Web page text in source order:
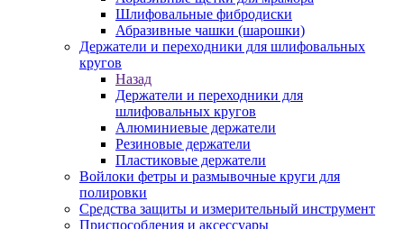
Шлифовальные фибродиски
Абразивные чашки (шарошки)
Держатели и переходники для шлифовальных
кругов
Назад
Держатели и переходники для
шлифовальных кругов
Алюминиевые держатели
Резиновые держатели
Пластиковые держатели
Войлоки фетры и размывочные круги для
полировки
Средства защиты и измерительный инструмент
Приспособления и аксессуары